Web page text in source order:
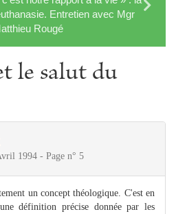
Entretien avec Mgr
Rougé
le salut du
1994 - Page n° 5
un concept théologique. C'est en
définition précise donnée par les